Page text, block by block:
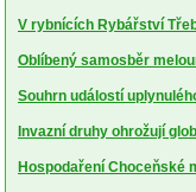
V rybnících Rybářství
Oblíbený samosběr
Souhrn událostí
Invazní druhy ohrožují
Hospodaření Choceňské